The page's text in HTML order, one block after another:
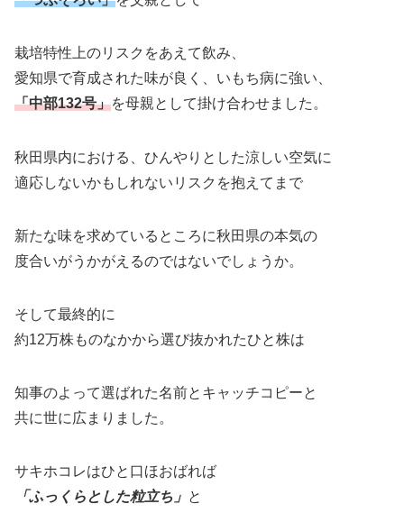
栽培特性上のリスクをあえて飲み、
愛知県で育成された味が良く、いもち病に強い、
「中部132号」を母親として掛け合わせました。
秋田県内における、ひんやりとした涼しい空気に
適応しないかもしれないリスクを抱えてまで
新たな味を求めているところに秋田県の本気の
度合いがうかがえるのではないでしょうか。
そして最終的に
約12万株ものなかから選び抜かれたひと株は
知事のよって選ばれた名前とキャッチコピーと
共に世に広まりました。
サキホコレはひと口ほおばれば
「ふっくらとした粒立ち」 と